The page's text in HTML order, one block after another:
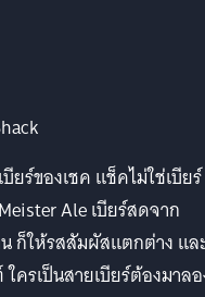
ยร์ของเชค แช็คไม่ใช่เบียร์
Ale เบียร์สดจาก
ก็ให้รสสัมผัสแตกต่าง แล
ครเป็นสายเบียร์ต้องมาล